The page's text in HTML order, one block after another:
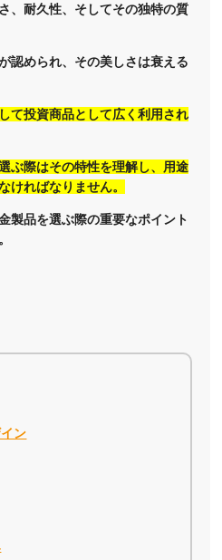
、耐久性、そしてその独特の質
認められ、その美しさは衰える
て投資商品として広く利用され
ぶ際はその特性を理解し、用途
ければなりません。
製品を選ぶ際の重要なポイント
ン